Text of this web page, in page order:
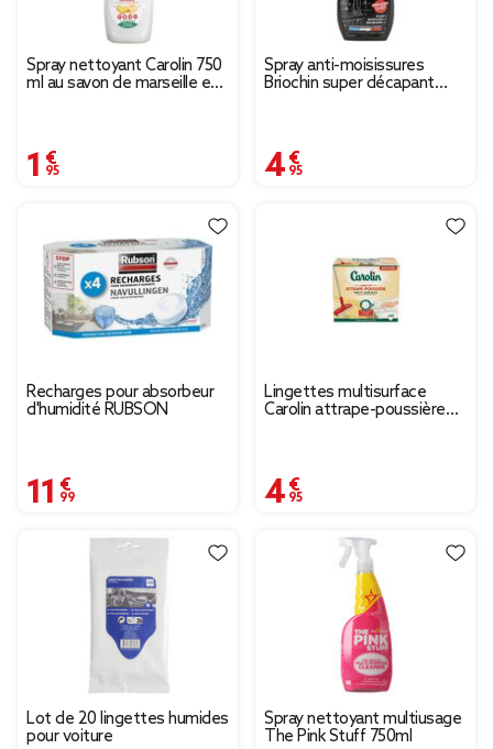
Spray nettoyant Carolin 750
ml au savon de marseille et
1,95 €
Spray anti-moisissures
Briochin super décapant
4,95 €
Recharges pour absorbeur
d'humidité RUBSON
11,99 €
Lingettes multisurface
Carolin attrape-poussière
4,95 €
Lot de 20 lingettes humides
pour voiture
Spray nettoyant multiusage
The Pink Stuff 750ml